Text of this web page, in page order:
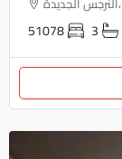
51078 3